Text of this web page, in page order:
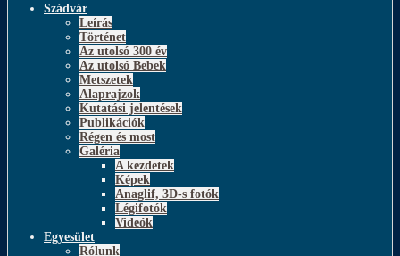
Szádvár
Leírás
Történet
Az utolsó 300 év
Az utolsó Bebek
Metszetek
Alaprajzok
Kutatási jelentések
Publikációk
Régen és most
Galéria
A kezdetek
Képek
Anaglif, 3D-s fotók
Légifotók
Videók
Egyesület
Rólunk